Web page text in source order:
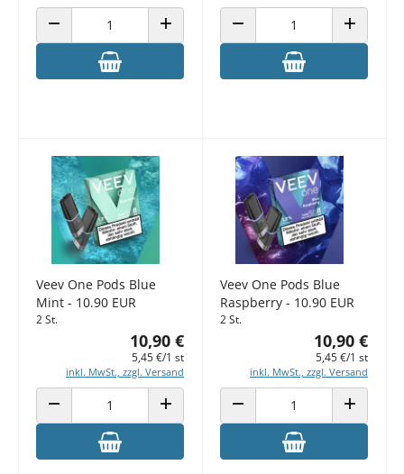
ANZAHL VERRINGERN ANZAHL ERHÖHENANZAHL VERRINGERN ANZAHL
Veev One Pods Blue
Mint - 10.90 EUR
2 St.
10,90 €
5,45 €/1 st
inkl. MwSt., zzgl. Versand
ANZAHL VERRINGERN ANZAHL ERHÖHEN
Veev One Pods Blue
Raspberry - 10.90 EUR
2 St.
10,90 €
5,45 €/1 st
inkl. MwSt., zzgl. Versand
ANZAHL VERRINGERN ANZAHL